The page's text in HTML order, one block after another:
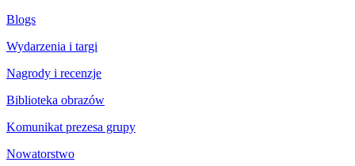
Blogs
Wydarzenia i targi
Nagrody i recenzje
Biblioteka obrazów
Komunikat prezesa grupy
Nowatorstwo